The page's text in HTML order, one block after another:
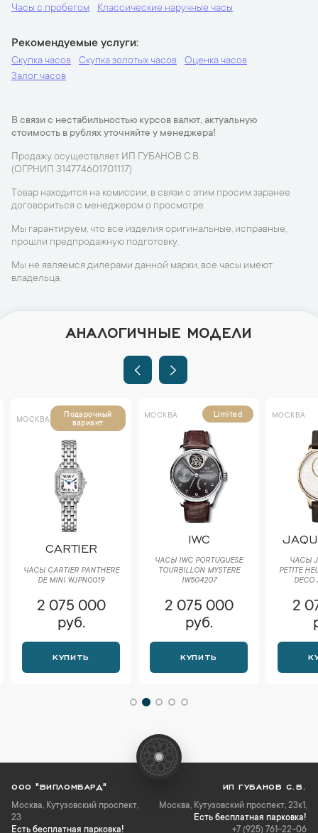
Часы с пробегом
Классические наручные часы
Рекомендуемые услуги
Скупка часов Скупка золотых часов
Оценка часов
Залог часов
В связи с нестабильностью курсов валют, актуальную
стоимость в рублях уточняйте у менеджера!
Продажу осуществляет ИП ГУБАНОВ С.В.
(ОГРНИП 314774601701117)
Товар находится на комиссии, в связи с этим просим заранее
договориться с менеджером о просмотре.
Мы гарантируем, что все изделия оригинальные, исправные,
прошли предпродажную подготовку.
Мы не являемся дилерами данной марки, все часы имеют
владельца.
АНАЛОГИЧНЫЕ МОДЕЛИ
МОСКВА
Подарочный
вариант
CARTIER
ЧАСЫ CARTIER PANTHERE
DE MINI WJPN0019
2 075 000
руб.
КУПИТЬ
МОСКВА Limited
IWC
ЧАСЫ IWC PORTUGUESE
TOURBILLON MYSTERE
IW504207
2 075 000
руб.
КУПИТЬ
МОСКВА
ЧАСЫ
PETITE
DECO
2
ООО "ВИПЛОМБАРД"
Москва, Кутузовский проспект,
23
Есть бесплатная парковка!
ИП ГУБАНОВ С.В.
Москва, Кутузовский проспект, 23к1,
Есть бесплатная парковка!
+7 (925) 761-22-06